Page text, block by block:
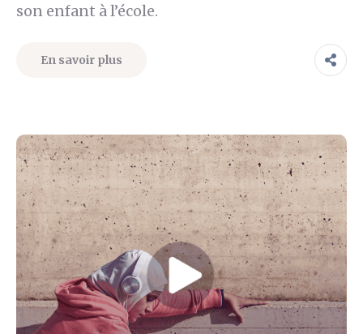
son enfant à l’école.
En savoir plus